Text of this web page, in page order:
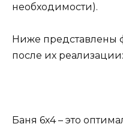
необходимости).
Ниже представлены
после их реализации:
Баня 6х4 – это